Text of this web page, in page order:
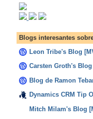
Blogs interesantes
Leon Tribe's Blog
Carsten Groth's Blog
Blog de Ramon
Dynamics CRM Tip
Mitch Milam's Blog